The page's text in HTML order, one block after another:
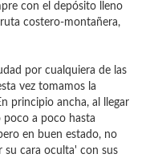
con el depósito lleno
costero-montañera,
por cualquiera de las
vez tomamos la
principio ancha, al llegar
poco a poco hasta
en buen estado, no
su cara oculta' con sus